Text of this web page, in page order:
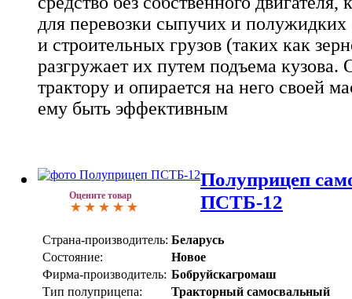
для перевозки сыпучих и полужидких
и строительных грузов (таких как
разгружает их путем подъема кузова.
трактору и опирается на него своей
ему быть эффективным
Оцените товар
Полуприцеп
ПСТБ-12
Страна-производитель: Беларусь
Состояние:
Новое
Фирма-производитель: Бобруйскагромаш
Тип полуприцепа:
Тракторный самосвальный